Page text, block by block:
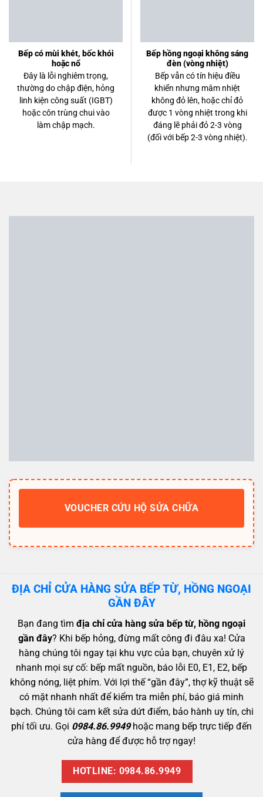
Bếp có mùi khét, bốc khói
hoặc nổ
Đây là lỗi nghiêm trọng,
thường do chập điện, hỏng
linh kiện công suất (IGBT)
hoặc côn trùng chui vào
làm chập mạch.
Bếp hồng ngoại không sáng
đèn (vòng nhiệt)
Bếp vẫn có tín hiệu điều
khiển nhưng mâm nhiệt
không đỏ lên, hoặc chỉ đỏ
được 1 vòng nhiệt trong khi
đáng lẽ phải đỏ 2-3 vòng
(đối với bếp 2-3 vòng nhiệt).
VOUCHER CỨU HỘ SỬA CHỮA
ĐỊA CHỈ CỬA HÀNG SỬA BẾP TỪ, HỒNG NGOẠI
GẦN ĐÂY
Bạn đang tìm địa chỉ cửa hàng sửa bếp từ, hồng ngoại
gần đây? Khi bếp hỏng, đừng mất công đi đâu xa! Cửa
hàng chúng tôi ngay tại khu vực của bạn, chuyên xử lý
nhanh mọi sự cố: bếp mất nguồn, báo lỗi E0, E1, E2, bếp
không nóng, liệt phím. Với lợi thế “gần đây”, thợ kỹ thuật sẽ
có mặt nhanh nhất để kiểm tra miễn phí, báo giá minh
bạch. Chúng tôi cam kết sửa dứt điểm, bảo hành uy tín, chi
phí tối ưu. Gọi 0984.86.9949hoặc mang bếp trực tiếp đến
cửa hàng để được hỗ trợ ngay!
HOTLINE: 0984.86.9949